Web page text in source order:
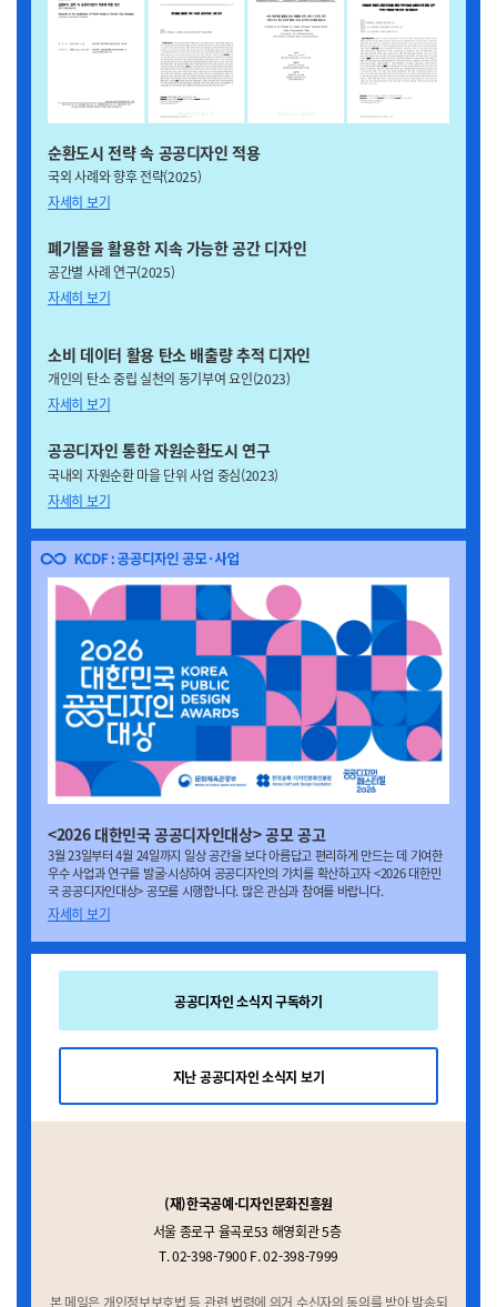
순환도시 전략 속 공공디자인 적용
국외 사례와 향후 전략(2025)
자세히 보기
폐기물을 활용한 지속 가능한 공간 디자인
공간별 사례 연구(2025)
자세히 보기
소비 데이터 활용 탄소 배출량 추적 디자인
개인의 탄소 중립 실천의 동기부여 요인(2023)
자세히 보기
공공디자인 통한 자원순환도시 연구
국내외 자원순환 마을 단위 사업 중심(2023)
자세히 보기
<2026 대한민국 공공디자인대상> 공모 공고
3월 23일부터 4월 24일까지 일상 공간을 보다 아름답고 편리하게 만드는 데 기여한
우수 사업과 연구를 발굴·시상하여 공공디자인의 가치를 확산하고자 <2026 대한민
국 공공디자인대상> 공모를 시행합니다. 많은 관심과 참여를 바랍니다.
자세히 보기
공공디자인 소식지 구독하기
지난 공공디자인 소식지 보기
(재)한국공예·디자인문화진흥원
서울 종로구 율곡로53 해영회관 5층
T. 02-398-7900 F. 02-398-7999
본 메일은 개인정보보호법 등 관련 법령에 의거 수신자의 동의를 받아 발송되